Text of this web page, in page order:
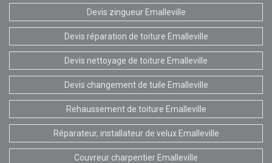
Devis zingueur Emalleville
Devis réparation de toiture Emalleville
Devis nettoyage de toiture Emalleville
Devis changement de tuile Emalleville
Rehaussement de toiture Emalleville
Réparateur, installateur de velux Emalleville
Couvreur charpentier Emalleville